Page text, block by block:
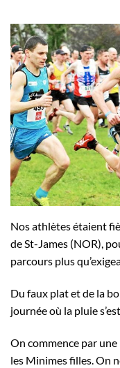
Nos athlètes étaient
de St-James (NOR),
parcours plus
Du faux plat et de la
journée où la pluie
On commence par
les Minimes filles. On